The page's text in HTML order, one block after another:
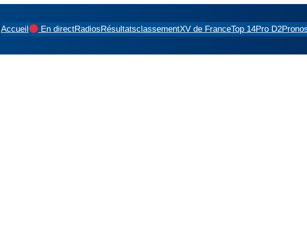
Accueil En directRadiosRésultatsclassementXV de FranceTop 14Pro D2